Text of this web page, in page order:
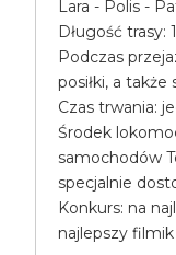
Lara - Polis -
Długość trasy:
Podczas
posiłki, a
Czas trwania:
Środek
samochodów
specjalnie
Konkurs: na
najlepszy